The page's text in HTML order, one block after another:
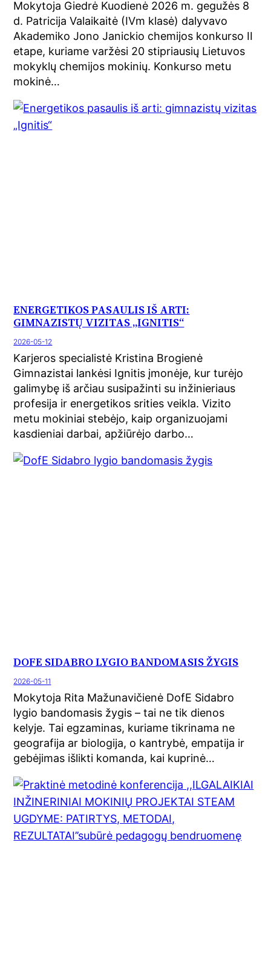
Mokytoja Giedrė Kuodienė 2026 m. gegužės 8
d. Patricija Valaikaitė (IVm klasė) dalyvavo
Akademiko Jono Janickio chemijos konkurso II
etape, kuriame varžėsi 20 stipriausių Lietuvos
mokyklų chemijos mokinių. Konkurso metu
mokinė…
ENERGETIKOS PASAULIS IŠ ARTI:
GIMNAZISTŲ VIZITAS „IGNITIS“
2026-05-12
Karjeros specialistė Kristina Brogienė
Gimnazistai lankėsi Ignitis įmonėje, kur turėjo
galimybę iš arčiau susipažinti su inžinieriaus
profesija ir energetikos srities veikla. Vizito
metu mokiniai stebėjo, kaip organizuojami
kasdieniai darbai, apžiūrėjo darbo…
DOFE SIDABRO LYGIO BANDOMASIS ŽYGIS
2026-05-11
Mokytoja Rita Mažunavičienė DofE Sidabro
lygio bandomasis žygis – tai ne tik dienos
kelyje. Tai egzaminas, kuriame tikrinama ne
geografija ar biologija, o kantrybė, empatija ir
gebėjimas išlikti komanda, kai kuprinė…